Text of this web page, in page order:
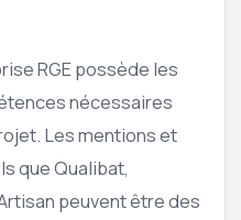
RGE possède les
nécessaires
Les mentions et
que Qualibat,
peuvent être des